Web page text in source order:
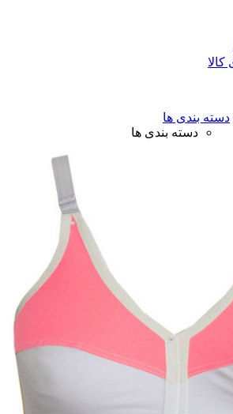
دسته بندی ها
دسته بندی ها
بر اساس نوع
قفسه ای
توری
بی بند
از جلو باز
برالت
بارداری